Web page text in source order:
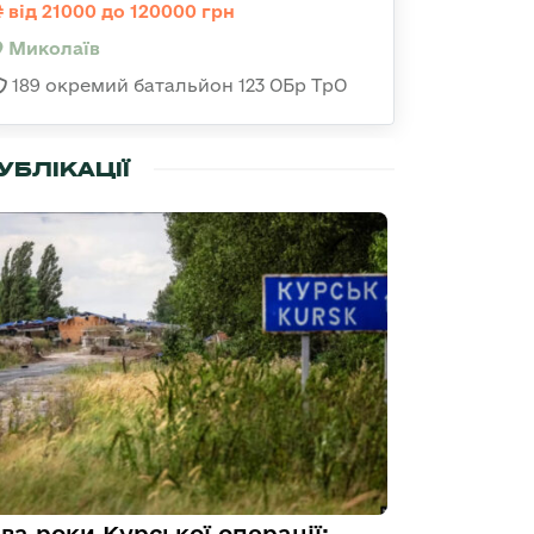
від 21000 до 120000 грн
Миколаїв
189 окремий батальйон 123 ОБр ТрО